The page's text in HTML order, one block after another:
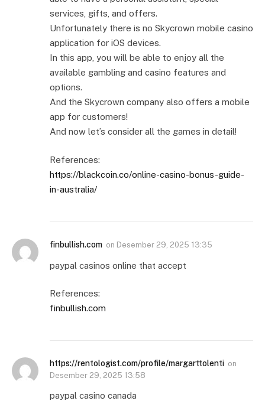
services, gifts, and offers.
Unfortunately there is no Skycrown mobile casino
application for iOS devices.
In this app, you will be able to enjoy all the
available gambling and casino features and
options.
And the Skycrown company also offers a mobile
app for customers!
And now let’s consider all the games in detail!
References:
https://blackcoin.co/online-casino-bonus-guide-
in-australia/
finbullish.com on Desember 29, 2025 13:35
paypal casinos online that accept
References:
finbullish.com
https://rentologist.com/profile/margarttolenti on
Desember 29, 2025 13:58
paypal casino canada